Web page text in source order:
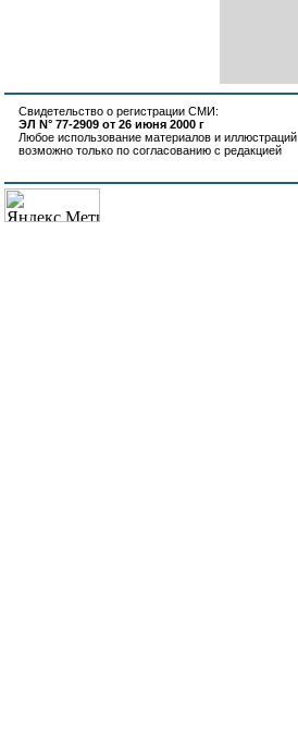
Свидетельство о регистрации СМИ:
ЭЛ N° 77-2909 от 26 июня 2000 г
Любое использование материалов и иллюстраций
возможно только по согласованию с редакцией